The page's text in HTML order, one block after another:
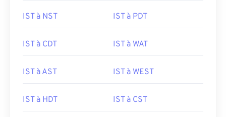
IST à NST IST à PDT
IST à CDT IST à WAT
IST à AST IST à WEST
IST à HDT IST à CST